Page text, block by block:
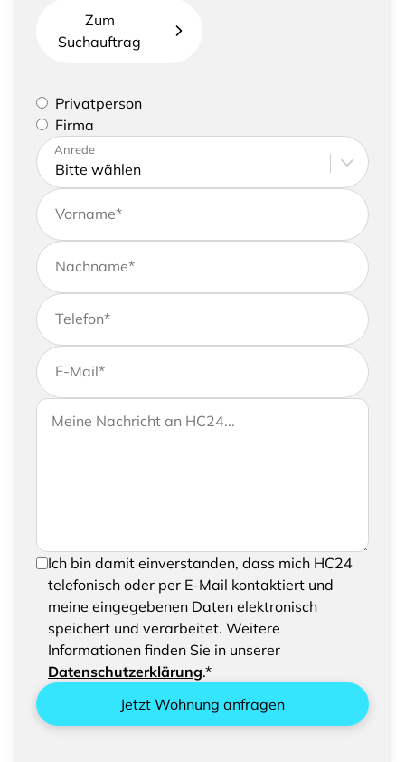
Zum
Suchauftrag
Bitte geben Sie an, ob Sie eine Privatperson sind
oder eine Firma vertreten
Privatperson
Firma
Bitte tragen Sie Ihre Adresse sowie
Kontaktdaten ein
Anrede
Vorname*
Nachname*
Telefon*
E-Mail*
Wenn Sie uns weitere Informationen zukommen
lassen möchten, können Sie Ihrer Anfrage gerne
Ihre Nachricht an HC24
Um Ihre Anfrage senden zu können, bestätigen
Sie bitte das Speichern und Verarbeiten Ihrer
eingegebenen Daten
Ich bin damit einverstanden, dass mich HC24
telefonisch oder per E-Mail kontaktiert und
meine eingegebenen Daten elektronisch
speichert und verarbeitet. Weitere
Informationen finden Sie in unserer
Datenschutzerklärung.*
Jetzt Wohnung anfragen